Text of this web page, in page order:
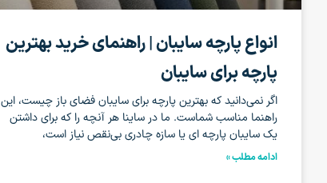
انواع پارچه سایبان | راهنمای خرید بهترین
پارچه برای سایبان
اگر نمی‌دانید که بهترین پارچه برای سایبان فضای باز چیست، این
راهنما مناسب شماست. ما در ساینا هر آنچه را که برای داشتن
یک سایبان پارچه ای یا سازه چادری بی‌نقص نیاز است،
ادامه مطلب »